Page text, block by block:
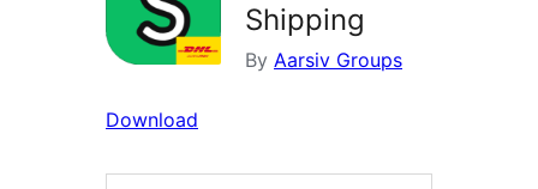
Shipping
By Aarsiv Groups
Download